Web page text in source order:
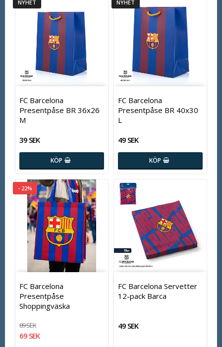
NYHET
FC Barcelona
Presentpåse BR 36x26
M
39 SEK
KÖP
NYHET
FC Barcelona
Presentpåse BR 40x30
L
49 SEK
KÖP
- 22%
FC Barcelona
Presentpåse
Shoppingväska
89 SEK
69 SEK
FC Barcelona Servetter
12-pack Barca
49 SEK